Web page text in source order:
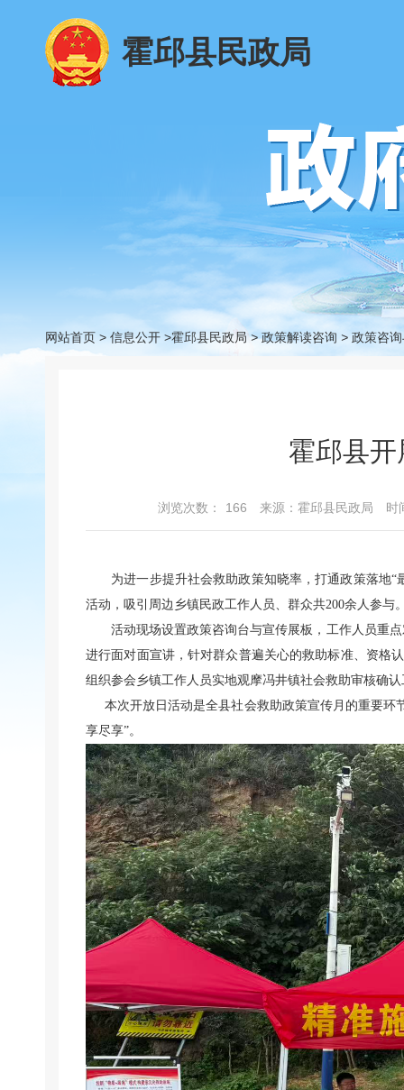
霍邱县民政局
网站首页 > 信息公开 >霍邱县民政局> 政策解读咨询 > 政策咨
霍邱县开
浏览次数： 166 来源：霍邱县民政局 时
为进一步提升社会救助政策知晓率，打通政策落地“
活动，吸引周边乡镇民政工作人员、群众共200余人参与
活动现场设置政策咨询台与宣传展板，工作人员重点
进行面对面宣讲，针对群众普遍关心的救助标准、资格
组织参会乡镇工作人员实地观摩冯井镇社会救助审核确
本次开放日活动是全县社会救助政策宣传月的重要环
享尽享”。